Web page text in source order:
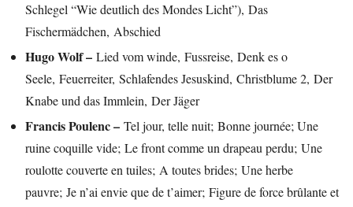
Schlegel “Wie deutlich des Mondes Licht”), Das
Fischermädchen, Abschied
Hugo Wolf – Lied vom winde, Fussreise, Denk es o
Seele, Feuerreiter, Schlafendes Jesuskind, Christblume 2, Der
Knabe und das Immlein, Der Jäger
Francis Poulenc – Tel jour, telle nuit; Bonne journée; Une
ruine coquille vide; Le front comme un drapeau perdu; Une
roulotte couverte en tuiles; A toutes brides; Une herbe
pauvre; Je n’ai envie que de t’aimer; Figure de force brûlante et